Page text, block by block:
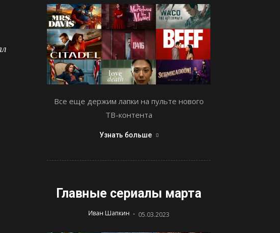
Все еще держим лапки на пульте нового
ТВ-контента
Узнать больше
Главные сериалы марта
Иван Шапкин - 05.03.2023